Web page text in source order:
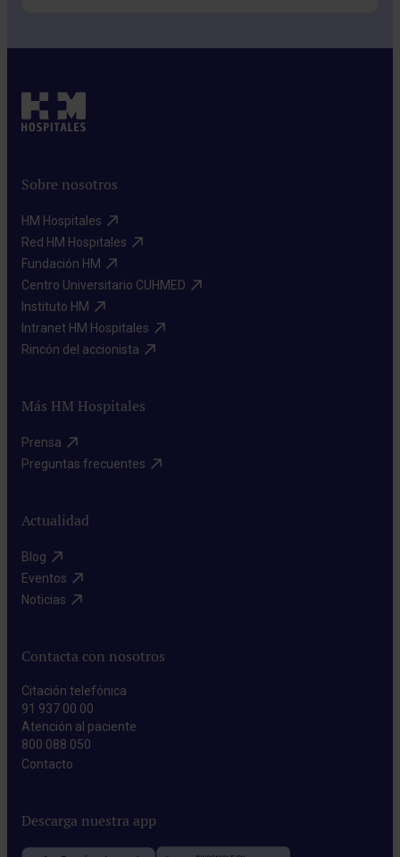
Sobre nosotros
HM Hospitales​
Red HM Hospitales​
Fundación HM​
Centro Universitario CUHMED​
Instituto HM​
Intranet HM Hospitales​
Rincón del accionista​
Más HM Hospitales
Prensa​
Preguntas frecuentes​
Actualidad
Blog​
Eventos​
Noticias​
Contacta con nosotros
Citación telefónica
91 937 00 00
Atención al paciente
800 088 050
Contacto​
Descarga nuestra app